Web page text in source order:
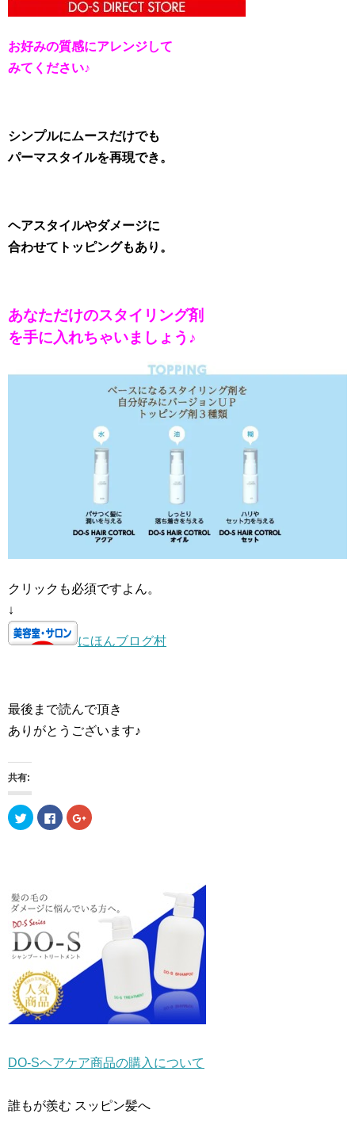
お好みの質感にアレンジして
みてください♪
シンプルにムースだけでも
パーマスタイルを再現でき。
ヘアスタイルやダメージに
合わせてトッピングもあり。
あなただけのスタイリング剤
を手に入れちゃいましょう♪
クリックも必須ですよん。
↓
にほんブログ村
最後まで読んで頂き
ありがとうございます♪
共有:
ク
リ
t
t
e
r
で
共
有
(
新
し
い
ウ
ィ
ン
開
き
)
F
a
有
は
ク
ッ
ク
し
て
く
だ
新
し
ィ
ン
ク
リ
l
(
ン
開
き
DO-Sヘアケア商品の購入について
誰もが羨む スッピン髪へ